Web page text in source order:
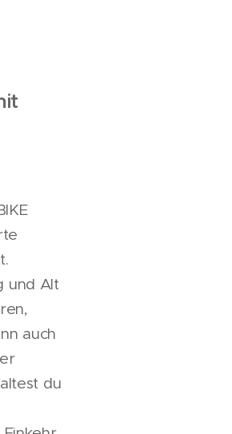
und Alt
auch
du